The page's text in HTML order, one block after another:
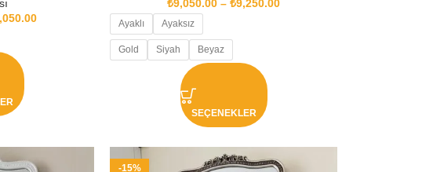
₺9,050.00 –₺9,250.00
Ayaklı Ayaksız
Gold Siyah Beyaz
SEÇENEKLER
-15%